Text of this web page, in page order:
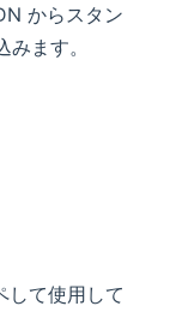
からスタン
ます。
して使用して